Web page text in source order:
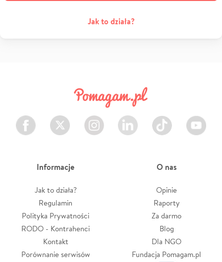
Jak to działa?
Facebook Twitter Instagram LinkedIn TikTok Youtube
Informacje
Jak to działa?
Regulamin
Polityka Prywatności
RODO - Kontrahenci
Kontakt
Porównanie serwisów
O nas
Opinie
Raporty
Za darmo
Blog
Dla NGO
Fundacja Pomagam.pl